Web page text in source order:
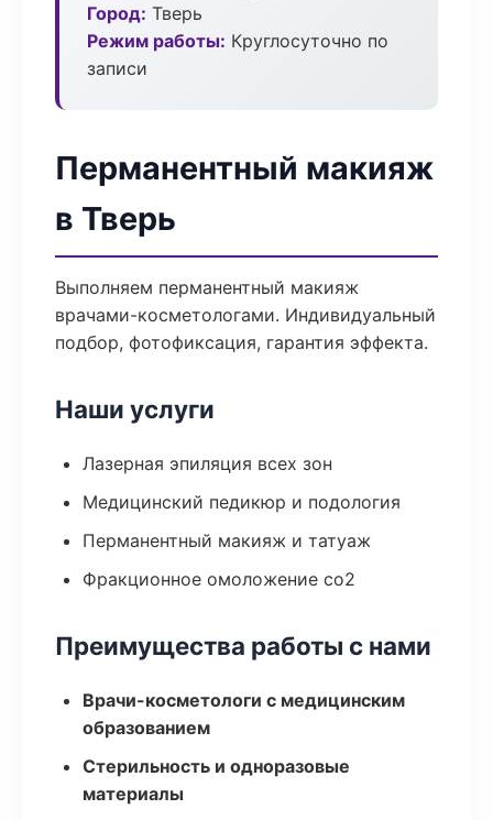
Город: Тверь
Режим работы: Круглосуточно по
записи
Перманентный макияж
в Тверь
Выполняем перманентный макияж
врачами-косметологами. Индивидуальный
подбор, фотофиксация, гарантия эффекта.
Наши услуги
Лазерная эпиляция всех зон
Медицинский педикюр и подология
Перманентный макияж и татуаж
Фракционное омоложение co2
Преимущества работы с нами
Врачи-косметологи с медицинским
образованием
Стерильность и одноразовые
материалы